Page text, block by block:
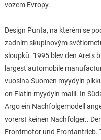
vozem Evropy.
Design Punta, na kterém se
zadním skupinovým
sloupků. 1995 blev den Årets
largest automobile
vuosina Suomen myydyin
on Fiatin myydyin malli. In
Argo ein Nachfolgemodell
vorerst keinen Nachfolger..
Frontmotor und Frontantrieb.